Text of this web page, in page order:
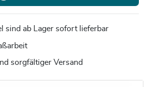
sind ab Lager sofort lieferbar
sorgfältiger Versand